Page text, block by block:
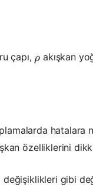
çapı, \rho
ρ akışkan
hatalara
özelliklerini
gibi